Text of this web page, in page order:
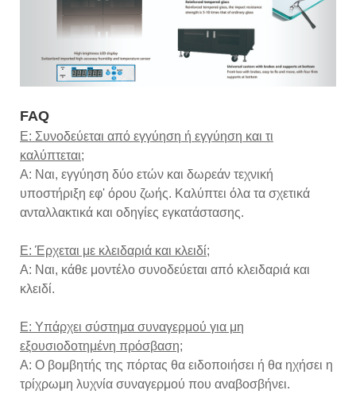
FAQ
Ε: Συνοδεύεται από εγγύηση ή εγγύηση και τι
καλύπτεται;
Α: Ναι, εγγύηση δύο ετών και δωρεάν τεχνική
υποστήριξη εφ' όρου ζωής. Καλύπτει όλα τα σχετικά
ανταλλακτικά και οδηγίες εγκατάστασης.
Ε: Έρχεται με κλειδαριά και κλειδί;
Α: Ναι, κάθε μοντέλο συνοδεύεται από κλειδαριά και
κλειδί.
Ε: Υπάρχει σύστημα συναγερμού για μη
εξουσιοδοτημένη πρόσβαση;
Α: Ο βομβητής της πόρτας θα ειδοποιήσει ή θα ηχήσει η
τρίχρωμη λυχνία συναγερμού που αναβοσβήνει.